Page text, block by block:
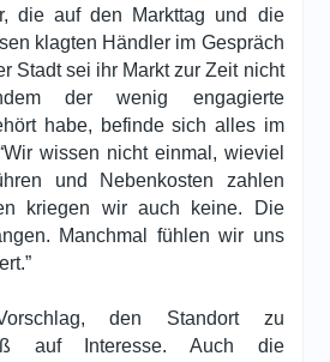
die auf den Markttag und die
klagten Händler im Gespräch
Stadt sei ihr Markt zur Zeit nicht
der wenig engagierte
habe, befinde sich alles im
wissen nicht einmal, wieviel
und Nebenkosten zahlen
kriegen wir auch keine. Die
Manchmal fühlen wir uns
den Standort zu
auf Interesse. Auch die